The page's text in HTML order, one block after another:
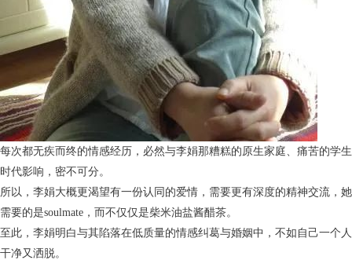
每次都无疾而终的情感经历，必然与李娟那糟糕的原生家庭、痛苦的学生
时代影响，密不可分。
所以，李娟大概更渴望有一份认同的爱情，需要更有深度的精神交流，她
需要的是soulmate，而不仅仅是柴米油盐酱醋茶。
至此，李娟明白与其陷落在低质量的情感纠葛与婚姻中，不如自己一个人
干净又洒脱。